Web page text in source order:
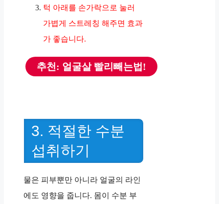
턱 아래를 손가락으로 눌러
가볍게 스트레칭 해주면 효과
가 좋습니다.
추천: 얼굴살 빨리빼는법!
3. 적절한 수분
섭취하기
물은 피부뿐만 아니라 얼굴의 라인
에도 영향을 줍니다. 몸이 수분 부